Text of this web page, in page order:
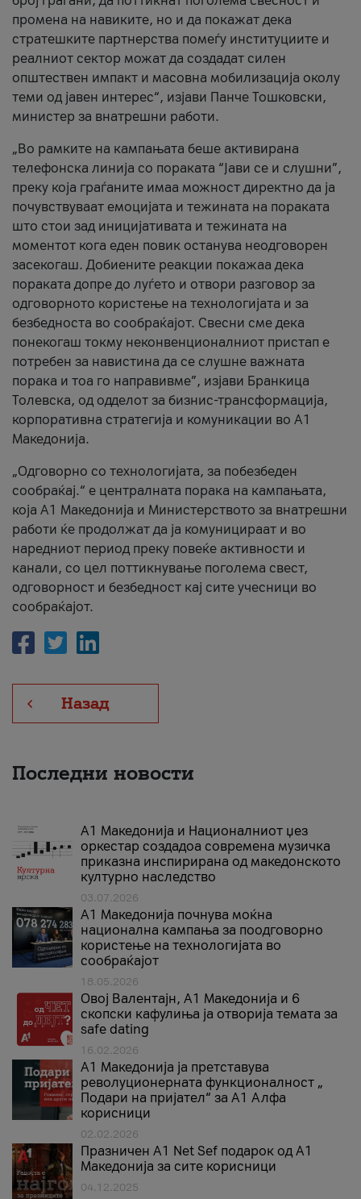
промена на навиките, но и да покажат дека
стратешките партнерства помеѓу институциите и
реалниот сектор можат да создадат силен
општествен импакт и масовна мобилизација околу
теми од јавен интерес“, изјави Панче Тошковски,
министер за внатрешни работи.
„Во рамките на кампањата беше активирана
телефонска линија со пораката “Јави се и слушни”,
преку која граѓаните имаа можност директно да ја
почувствуваат емоцијата и тежината на пораката
што стои зад иницијативата и тежината на
моментот кога еден повик останува неодговорен
засекогаш. Добиените реакции покажаа дека
пораката допре до луѓето и отвори разговор за
одговорното користење на технологијата и за
безбедноста во сообраќајот. Свесни сме дека
понекогаш токму неконвенционалниот пристап е
потребен за навистина да се слушне важната
порака и тоа го направивме”, изјави Бранкица
Толевска, од одделот за бизнис-трансформација,
корпоративна стратегија и комуникации во А1
Македонија.
„Одговорно со технологијата, за побезбеден
сообраќај.“ е централната порака на кампањата,
која A1 Македонија и Министерството за внатрешни
работи ќе продолжат да ја комуницираат и во
наредниот период преку повеќе активности и
канали, со цел поттикнување поголема свест,
одговорност и безбедност кај сите учесници во
сообраќајот.
Назад
Последни новости
А1 Македонија и Националниот џез
оркестар создадоа современа музичка
приказна инспирирана од македонското
културно наследство
03.07.2026
A1 Македонија почнува моќна
национална кампања за поодговорно
користење на технологијата во
сообраќајот
18.05.2026
Овој Валентајн, A1 Македонија и 6
скопски кафулиња ја отворија темата за
safe dating
16.02.2026
А1 Македонија ја претставува
револуционерната функционалност „
Подари на пријател“ за А1 Алфа
корисници
02.02.2026
Празничен A1 Net Sеf подарок од А1
Македонија за сите корисници
04.12.2025